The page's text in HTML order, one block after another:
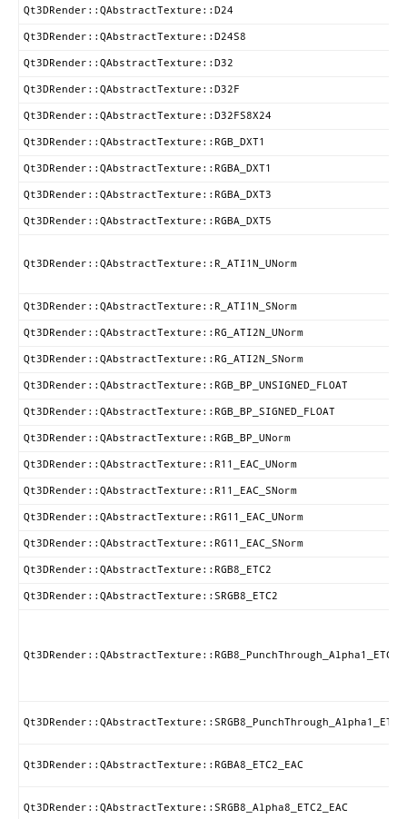
Qt3DRender::QAbstractTexture::D24
Qt3DRender::QAbstractTexture::D24S8
Qt3DRender::QAbstractTexture::D32
Qt3DRender::QAbstractTexture::D32F
Qt3DRender::QAbstractTexture::D32FS8X24
Qt3DRender::QAbstractTexture::RGB_DXT1
Qt3DRender::QAbstractTexture::RGBA_DXT1
Qt3DRender::QAbstractTexture::RGBA_DXT3
Qt3DRender::QAbstractTexture::RGBA_DXT5
Qt3DRender::QAbstractTexture::R_ATI1N_UNorm
Qt3DRender::QAbstractTexture::R_ATI1N_SNorm
Qt3DRender::QAbstractTexture::RG_ATI2N_UNorm
Qt3DRender::QAbstractTexture::RG_ATI2N_SNorm
Qt3DRender::QAbstractTexture::RGB_BP_UNSIGNED_FLOAT
Qt3DRender::QAbstractTexture::RGB_BP_SIGNED_FLOAT
Qt3DRender::QAbstractTexture::RGB_BP_UNorm
Qt3DRender::QAbstractTexture::R11_EAC_UNorm
Qt3DRender::QAbstractTexture::R11_EAC_SNorm
Qt3DRender::QAbstractTexture::RG11_EAC_UNorm
Qt3DRender::QAbstractTexture::RG11_EAC_SNorm
Qt3DRender::QAbstractTexture::RGB8_ETC2
Qt3DRender::QAbstractTexture::SRGB8_ETC2
Qt3DRender::QAbstractTexture::RGB8_PunchThrough_Alpha1_ETC2
Qt3DRender::QAbstractTexture::SRGB8_PunchThrough_Alpha1_ETC2
Qt3DRender::QAbstractTexture::RGBA8_ETC2_EAC
Qt3DRender::QAbstractTexture::SRGB8_Alpha8_ETC2_EAC